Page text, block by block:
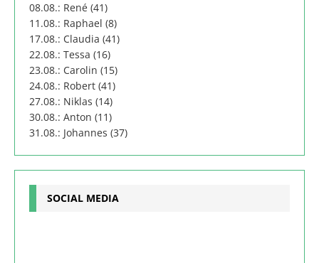
08.08.: René (41)
11.08.: Raphael (8)
17.08.: Claudia (41)
22.08.: Tessa (16)
23.08.: Carolin (15)
24.08.: Robert (41)
27.08.: Niklas (14)
30.08.: Anton (11)
31.08.: Johannes (37)
SOCIAL MEDIA